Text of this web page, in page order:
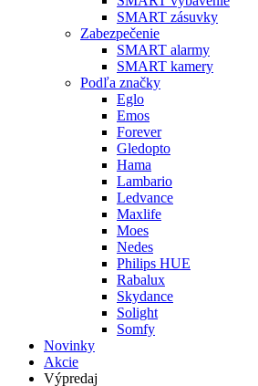
SMART zásuvky
Zabezpečenie
SMART alarmy
SMART kamery
Podľa značky
Eglo
Emos
Forever
Gledopto
Hama
Lambario
Ledvance
Maxlife
Moes
Nedes
Philips HUE
Rabalux
Skydance
Solight
Somfy
Novinky
Akcie
Výpredaj